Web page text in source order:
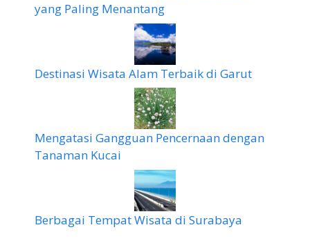
yang Paling Menantang
Destinasi Wisata Alam Terbaik di Garut
Mengatasi Gangguan Pencernaan dengan
Tanaman Kucai
Berbagai Tempat Wisata di Surabaya